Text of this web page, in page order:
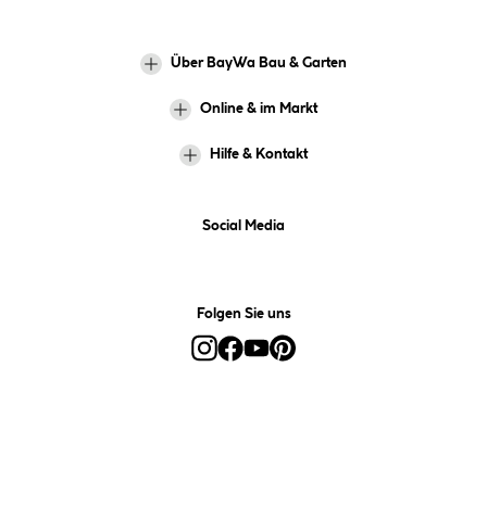
Über BayWa Bau & Garten
Online & im Markt
Hilfe & Kontakt
Social Media
Folgen Sie uns